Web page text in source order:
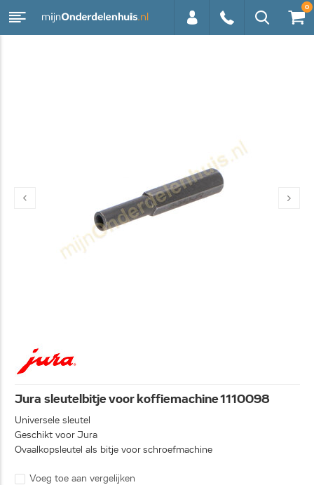
0
Jura sleutelbitje voor koffiemachine 1110098
Universele sleutel
Geschikt voor Jura
Ovaalkopsleutel als bitje voor schroefmachine
Voeg toe aan vergelijken